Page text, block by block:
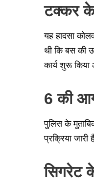
टक्कर के
यह हादसा
थी कि बस की
कार्य शुरू किया
6 की
पुलिस के
प्रक्रिया जारी